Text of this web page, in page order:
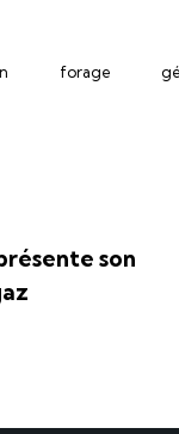
forage
son